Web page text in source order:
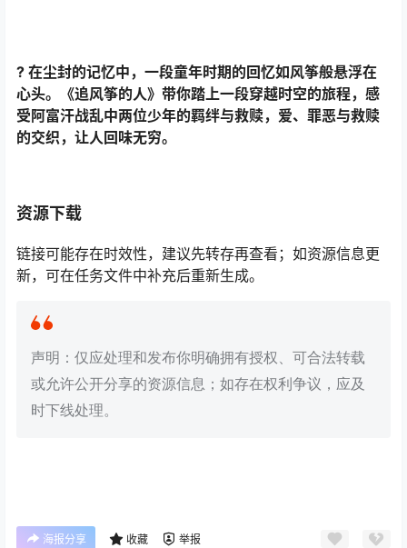
? 在尘封的记忆中，一段童年时期的回忆如风筝般悬浮在
心头。《追风筝的人》带你踏上一段穿越时空的旅程，感
受阿富汗战乱中两位少年的羁绊与救赎，爱、罪恶与救赎
的交织，让人回味无穷。
资源下载
链接可能存在时效性，建议先转存再查看；如资源信息更
新，可在任务文件中补充后重新生成。
声明：仅应处理和发布你明确拥有授权、可合法转载
或允许公开分享的资源信息；如存在权利争议，应及
时下线处理。
海报分享 收藏 举报